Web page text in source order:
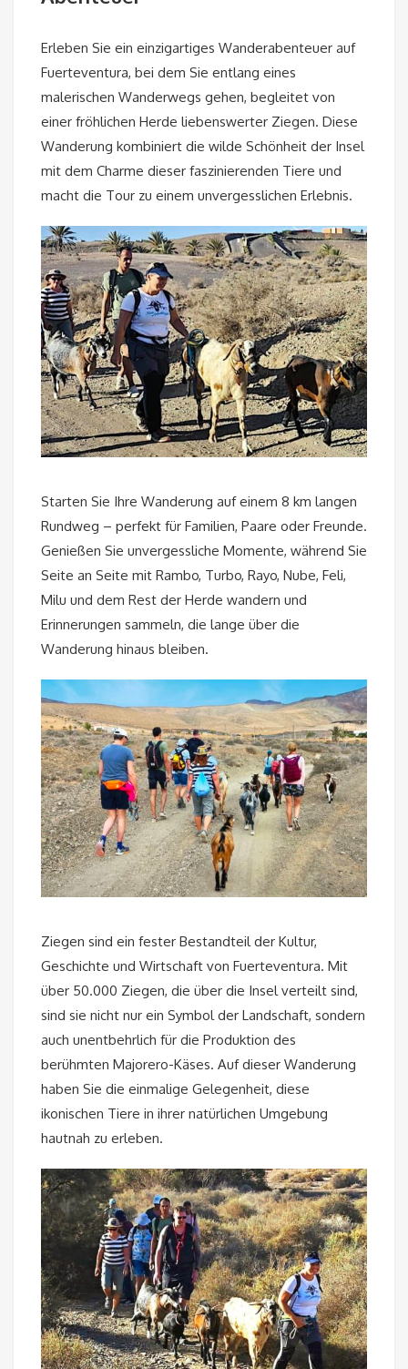
Erleben Sie ein einzigartiges Wanderabenteuer auf
Fuerteventura, bei dem Sie entlang eines
malerischen Wanderwegs gehen, begleitet von
einer fröhlichen Herde liebenswerter Ziegen. Diese
Wanderung kombiniert die wilde Schönheit der Insel
mit dem Charme dieser faszinierenden Tiere und
macht die Tour zu einem unvergesslichen Erlebnis.
Starten Sie Ihre Wanderung auf einem 8 km langen
Rundweg – perfekt für Familien, Paare oder Freunde.
Genießen Sie unvergessliche Momente, während Sie
Seite an Seite mit Rambo, Turbo, Rayo, Nube, Feli,
Milu und dem Rest der Herde wandern und
Erinnerungen sammeln, die lange über die
Wanderung hinaus bleiben.
Ziegen sind ein fester Bestandteil der Kultur,
Geschichte und Wirtschaft von Fuerteventura. Mit
über 50.000 Ziegen, die über die Insel verteilt sind,
sind sie nicht nur ein Symbol der Landschaft, sondern
auch unentbehrlich für die Produktion des
berühmten Majorero-Käses. Auf dieser Wanderung
haben Sie die einmalige Gelegenheit, diese
ikonischen Tiere in ihrer natürlichen Umgebung
hautnah zu erleben.